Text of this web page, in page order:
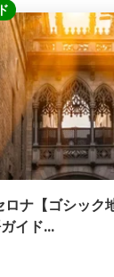
ロナ【ゴシック
イド...